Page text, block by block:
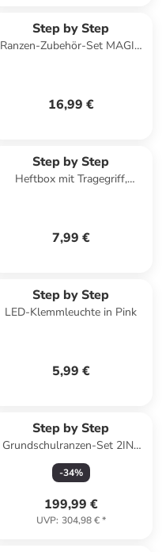
Step by Step
Ranzen-Zubehör-Set MAGIC
16,99 €
Step by Step
Heftbox mit Tragegriff,
7,99 €
Step by Step
LED-Klemmleuchte in Pink
5,99 €
Step by Step
Grundschulranzen-Set 2IN1
PLUS "Wild T-Rex Taro" 7-tlg.
in Blau/Grün
-34%
199,99 €
UVP: 304,98 €*